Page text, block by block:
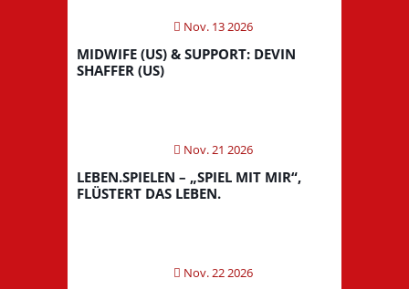
Nov. 13 2026
MIDWIFE (US) & SUPPORT: DEVIN
SHAFFER (US)
Nov. 21 2026
LEBEN.SPIELEN – „SPIEL MIT MIR“,
FLÜSTERT DAS LEBEN.
Nov. 22 2026